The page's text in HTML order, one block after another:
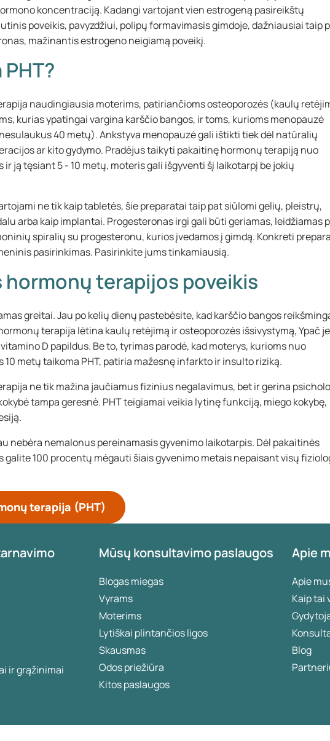
koncentraciją. Kadangi vartojant vien estrogeną pasireikštų
poveikis, pavyzdžiui, polipų formavimasis gimdoje, dažniausiai taip
mažinantis estrogeno neigiamą poveikį.
naudingiausia moterims, patiriančioms osteoporozės (kaulų
kurias ypatingai vargina karščio bangos, ir toms, kurioms menopauzė
40 metų). Ankstyva menopauzė gali ištikti tiek dėl natūralių
ar kito gydymo. Pradėjus taikyti pakaitinę hormonų terapiją nuo
ir ją tęsiant 5 - 10 metų, moteris gali išgyventi šį laikotarpį be jokių
ne tik kaip tabletės, šie preparatai taip pat siūlomi gelių, pleistrų,
arba kaip implantai. Progesteronas irgi gali būti geriamas, leidžiamas
spiralių su progesteronu, kurios įvedamos į gimdą. Konkreti
pasirinkimas. Pasirinkite jums tinkamiausią.
hormonų terapijos poveikis
greitai. Jau po kelių dienų pastebėsite, kad karščio bangos
terapija lėtina kaulų retėjimą ir osteoporozės išsivystymą, Ypač
D papildus. Be to, tyrimas parodė, kad moterys, kurioms nuo
10 metų taikoma PHT, patiria mažesnę infarkto ir insulto riziką.
ne tik mažina jaučiamus fizinius negalavimus, bet ir gerina
tampa geresnė. PHT teigiamai veikia lytinę funkciją, miego kokybę,
nebėra nemalonus pereinamasis gyvenimo laikotarpis. Dėl pakaitinės
galite 100 procentų mėgauti šiais gyvenimo metais nepaisant visų
terapija (PHT)
ir grąžinimai
Mūsų konsultavimo paslaugos
Blogas miegas
Vyrams
Moterims
Lytiškai plintančios ligos
Skausmas
Odos priežiūra
Kitos paslaugos
Apie
Apie
Kaip tai
Blog